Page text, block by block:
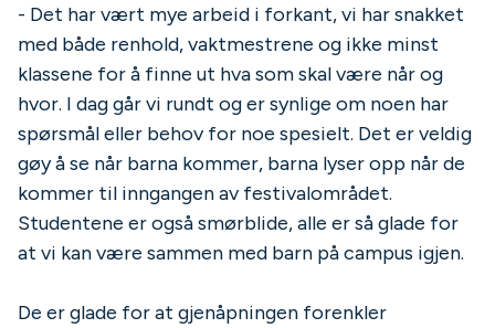
- Det har vært mye arbeid i forkant, vi har snakket
med både renhold, vaktmestrene og ikke minst
klassene for å finne ut hva som skal være når og
hvor. I dag går vi rundt og er synlige om noen har
spørsmål eller behov for noe spesielt. Det er veldig
gøy å se når barna kommer, barna lyser opp når de
kommer til inngangen av festivalområdet.
Studentene er også smørblide, alle er så glade for
at vi kan være sammen med barn på campus igjen.
De er glade for at gjenåpningen forenkler